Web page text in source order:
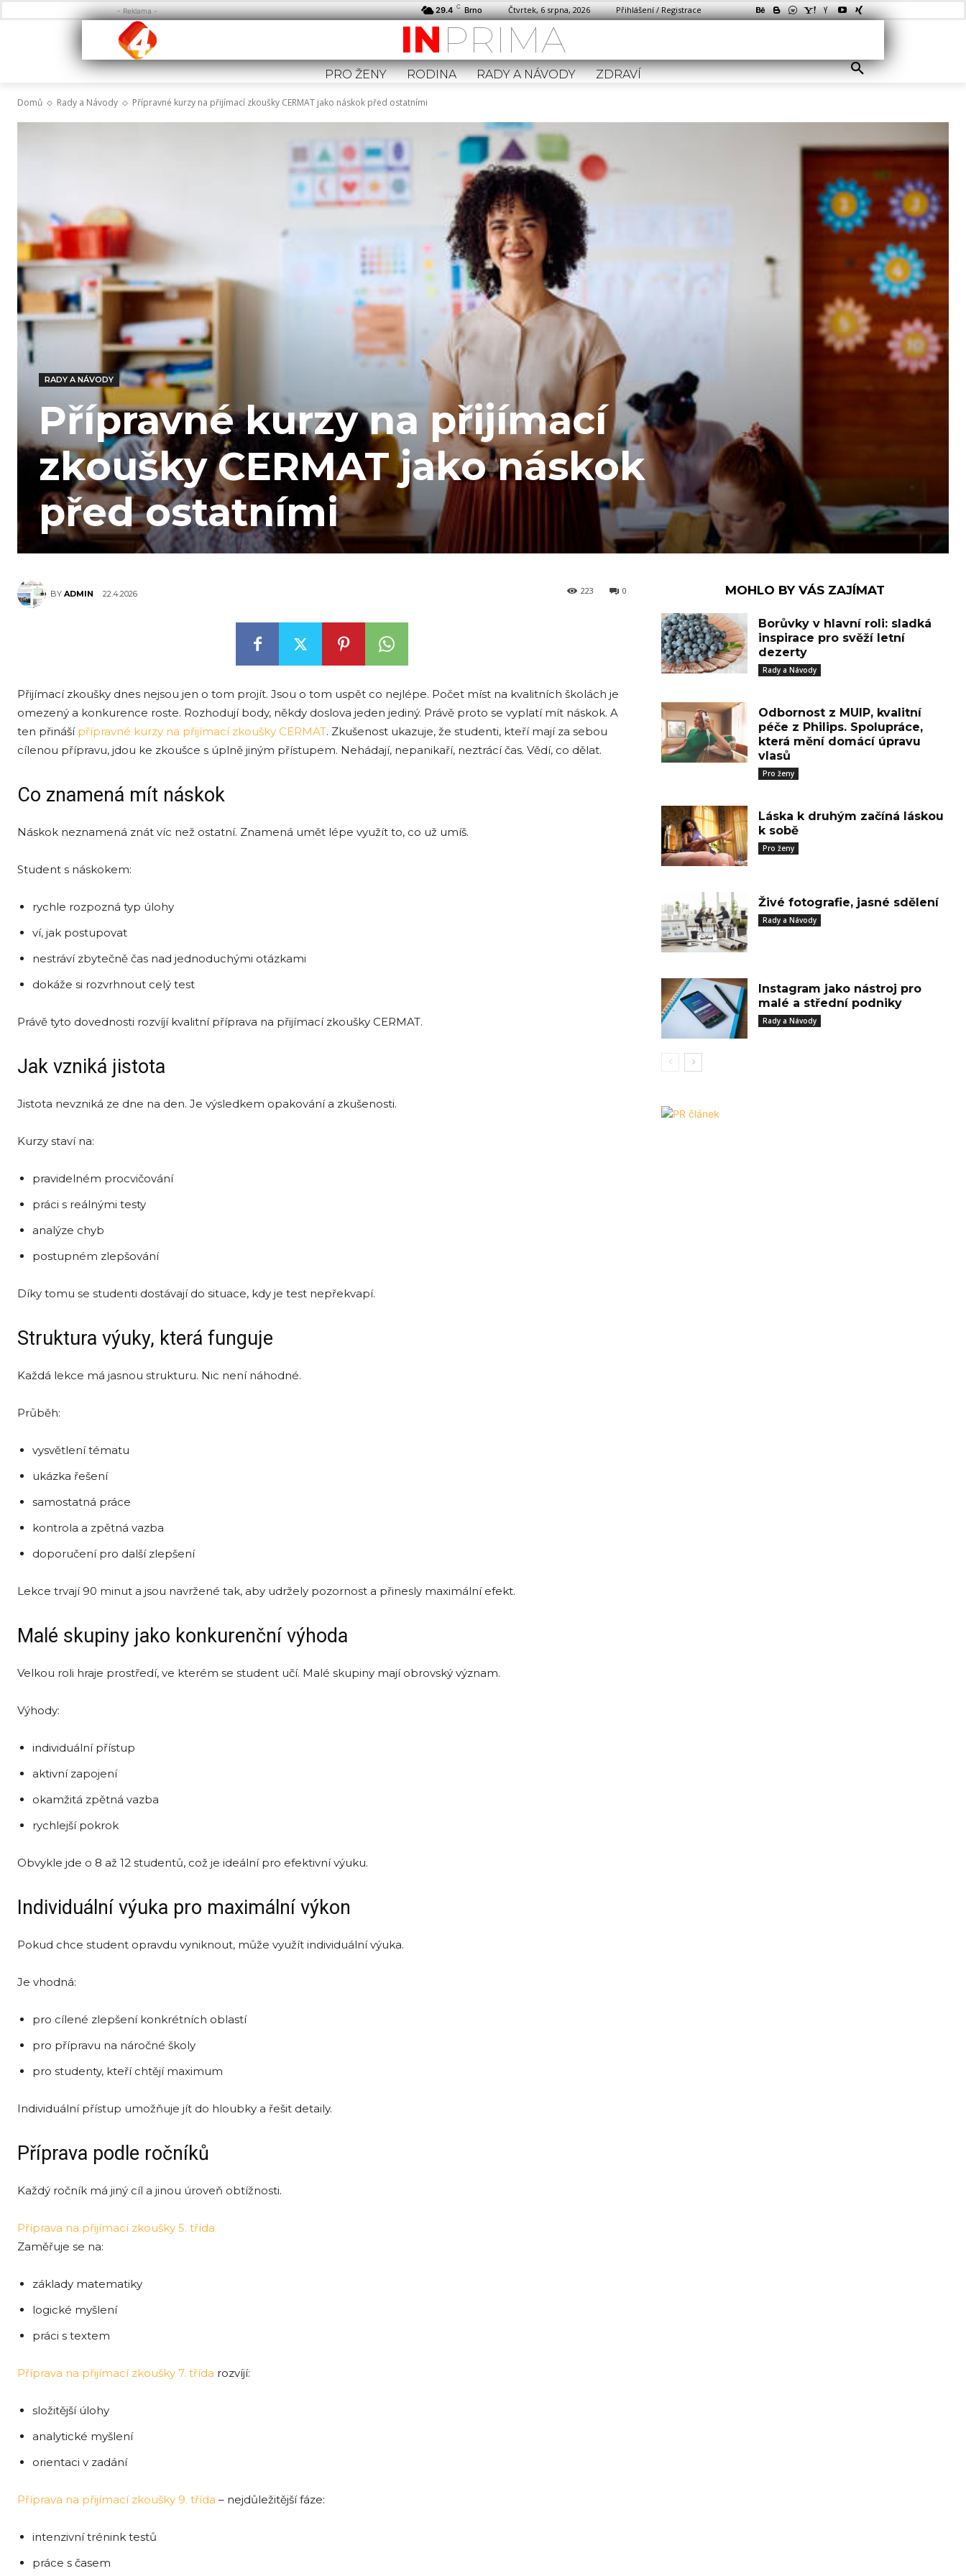
29.4 C Brno Čtvrtek, 6 srpna, 2026 Přihlášení / Registrace
INPRIMA
- Reklama -
PRO ŽENY RODINA RADY A NÁVODY ZDRAVÍ
Domů Rady a Návody Přípravné kurzy na přijímací zkoušky CERMAT jako náskok před ostatními
RADY A NÁVODY
Přípravné kurzy na přijímací
zkoušky CERMAT jako náskok
před ostatními
BY ADMIN 22.4.2026 0
223
Přijímací zkoušky dnes nejsou jen o tom projít. Jsou o tom uspět co nejlépe. Počet míst na kvalitních školách je
omezený a konkurence roste. Rozhodují body, někdy doslova jeden jediný. Právě proto se vyplatí mít náskok. A
ten přináší přípravné kurzy na přijímací zkoušky CERMAT. Zkušenost ukazuje, že studenti, kteří mají za sebou
cílenou přípravu, jdou ke zkoušce s úplně jiným přístupem. Nehádají, nepanikaří, neztrácí čas. Vědí, co dělat.
Co znamená mít náskok
Náskok neznamená znát víc než ostatní. Znamená umět lépe využít to, co už umíš.
Student s náskokem:
rychle rozpozná typ úlohy
ví, jak postupovat
nestráví zbytečně čas nad jednoduchými otázkami
dokáže si rozvrhnout celý test
Právě tyto dovednosti rozvíjí kvalitní příprava na přijímací zkoušky CERMAT.
Jak vzniká jistota
Jistota nevzniká ze dne na den. Je výsledkem opakování a zkušenosti.
Kurzy staví na:
pravidelném procvičování
práci s reálnými testy
analýze chyb
postupném zlepšování
Díky tomu se studenti dostávají do situace, kdy je test nepřekvapí.
Struktura výuky, která funguje
Každá lekce má jasnou strukturu. Nic není náhodné.
Průběh:
vysvětlení tématu
ukázka řešení
samostatná práce
kontrola a zpětná vazba
doporučení pro další zlepšení
Lekce trvají 90 minut a jsou navržené tak, aby udržely pozornost a přinesly maximální efekt.
Malé skupiny jako konkurenční výhoda
Velkou roli hraje prostředí, ve kterém se student učí. Malé skupiny mají obrovský význam.
Výhody:
individuální přístup
aktivní zapojení
okamžitá zpětná vazba
rychlejší pokrok
Obvykle jde o 8 až 12 studentů, což je ideální pro efektivní výuku.
Individuální výuka pro maximální výkon
Pokud chce student opravdu vyniknout, může využít individuální výuka.
Je vhodná:
pro cílené zlepšení konkrétních oblastí
pro přípravu na náročné školy
pro studenty, kteří chtějí maximum
Individuální přístup umožňuje jít do hloubky a řešit detaily.
Příprava podle ročníků
Každý ročník má jiný cíl a jinou úroveň obtížnosti.
Příprava na přijímací zkoušky 5. třída
Zaměřuje se na:
základy matematiky
logické myšlení
práci s textem
Příprava na přijímací zkoušky 7. třída rozvíjí:
složitější úlohy
analytické myšlení
orientaci v zadání
Příprava na přijímací zkoušky 9. třída – nejdůležitější fáze:
intenzivní trénink testů
práce s časem
MOHLO BY VÁS ZAJÍMAT
Borůvky v hlavní roli: sladká
inspirace pro svěží letní
dezerty
Rady a Návody
Odbornost z MUIP, kvalitní
péče z Philips. Spolupráce,
která mění domácí úpravu
vlasů
Pro ženy
Láska k druhým začíná láskou
k sobě
Pro ženy
Živé fotografie, jasné sdělení
Rady a Návody
Instagram jako nástroj pro
malé a střední podniky
Rady a Návody